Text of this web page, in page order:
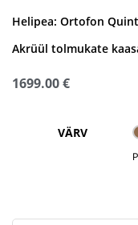
Helipea: Ortofon
Akrüül tolmukate
1699.00€
VÄRV